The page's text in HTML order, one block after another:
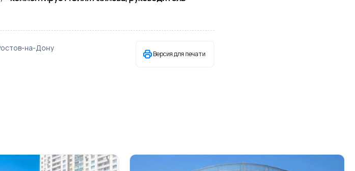
на-Дону
Версия для печати